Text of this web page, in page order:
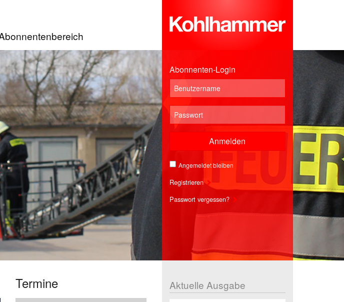
Abonnenten-Login
Anmelden
Angemeldet bleiben
Registrieren
Passwort vergessen?
Termine Aktuelle Ausgabe